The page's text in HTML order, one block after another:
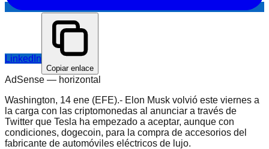
LinkedIn
Copiar enlace
AdSense — horizontal
Washington, 14 ene (EFE).- Elon Musk volvió este viernes a
la carga con las criptomonedas al anunciar a través de
Twitter que Tesla ha empezado a aceptar, aunque con
condiciones, dogecoin, para la compra de accesorios del
fabricante de automóviles eléctricos de lujo.